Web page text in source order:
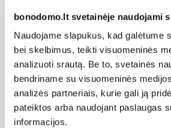
bonodomo.lt svetainėje naudojami
Naudojame slapukus, kad galėtume
bei skelbimus, teikti visuomeninės
analizuoti srautą. Be to, svetainės
bendriname su visuomeninės
analizės partneriais, kurie gali ją
pateiktos arba naudojant paslaugas
informacijos.
Susijusios